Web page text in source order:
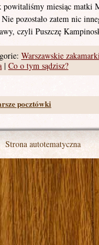
powitaliśmy miesiąc matki
pozostało zatem nic
czyli Puszczę
Warszawskie
| Co o tym sądzisz?
pocztówki
Strona autotematyczna